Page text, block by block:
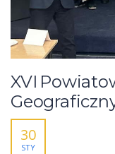
XVI
30
STY